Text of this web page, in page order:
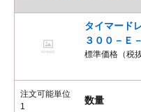
タイマード
３００－Ｅ
標準価格（税
注文可能単位
1
数量